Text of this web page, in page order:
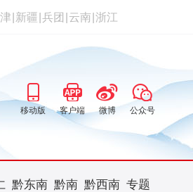
新疆 兵团 云南 浙江
移动版 客户端 微博 公众号
黔东南 黔南 黔西南 专题